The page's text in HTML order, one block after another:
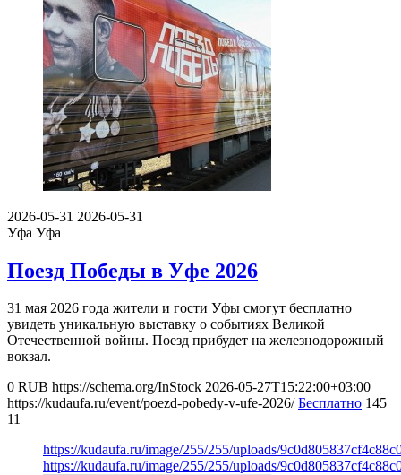
2026-05-31 2026-05-31
Уфа Уфа
Поезд Победы в Уфе 2026
31 мая 2026 года жители и гости Уфы смогут бесплатно
увидеть уникальную выставку о событиях Великой
Отечественной войны. Поезд прибудет на железнодорожный
вокзал.
0 RUB https://schema.org/InStock 2026-05-27T15:22:00+03:00
https://kudaufa.ru/event/poezd-pobedy-v-ufe-2026/ Бесплатно 145
11
https://kudaufa.ru/image/255/255/uploads/
https://kudaufa.ru/image/255/255/uploads/